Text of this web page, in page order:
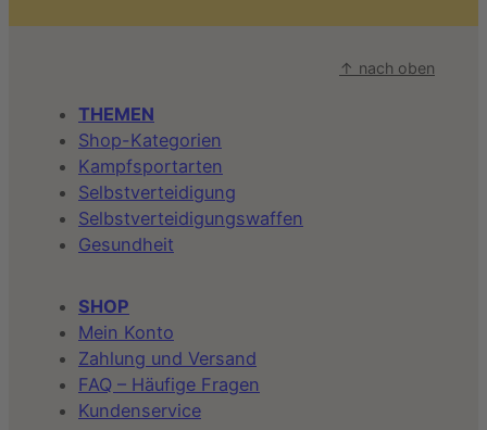
↑ nach oben
THEMEN
Shop-Kategorien
Kampfsportarten
Selbstverteidigung
Selbstverteidigungswaffen
Gesundheit
SHOP
Mein Konto
Zahlung und Versand
FAQ – Häufige Fragen
Kundenservice